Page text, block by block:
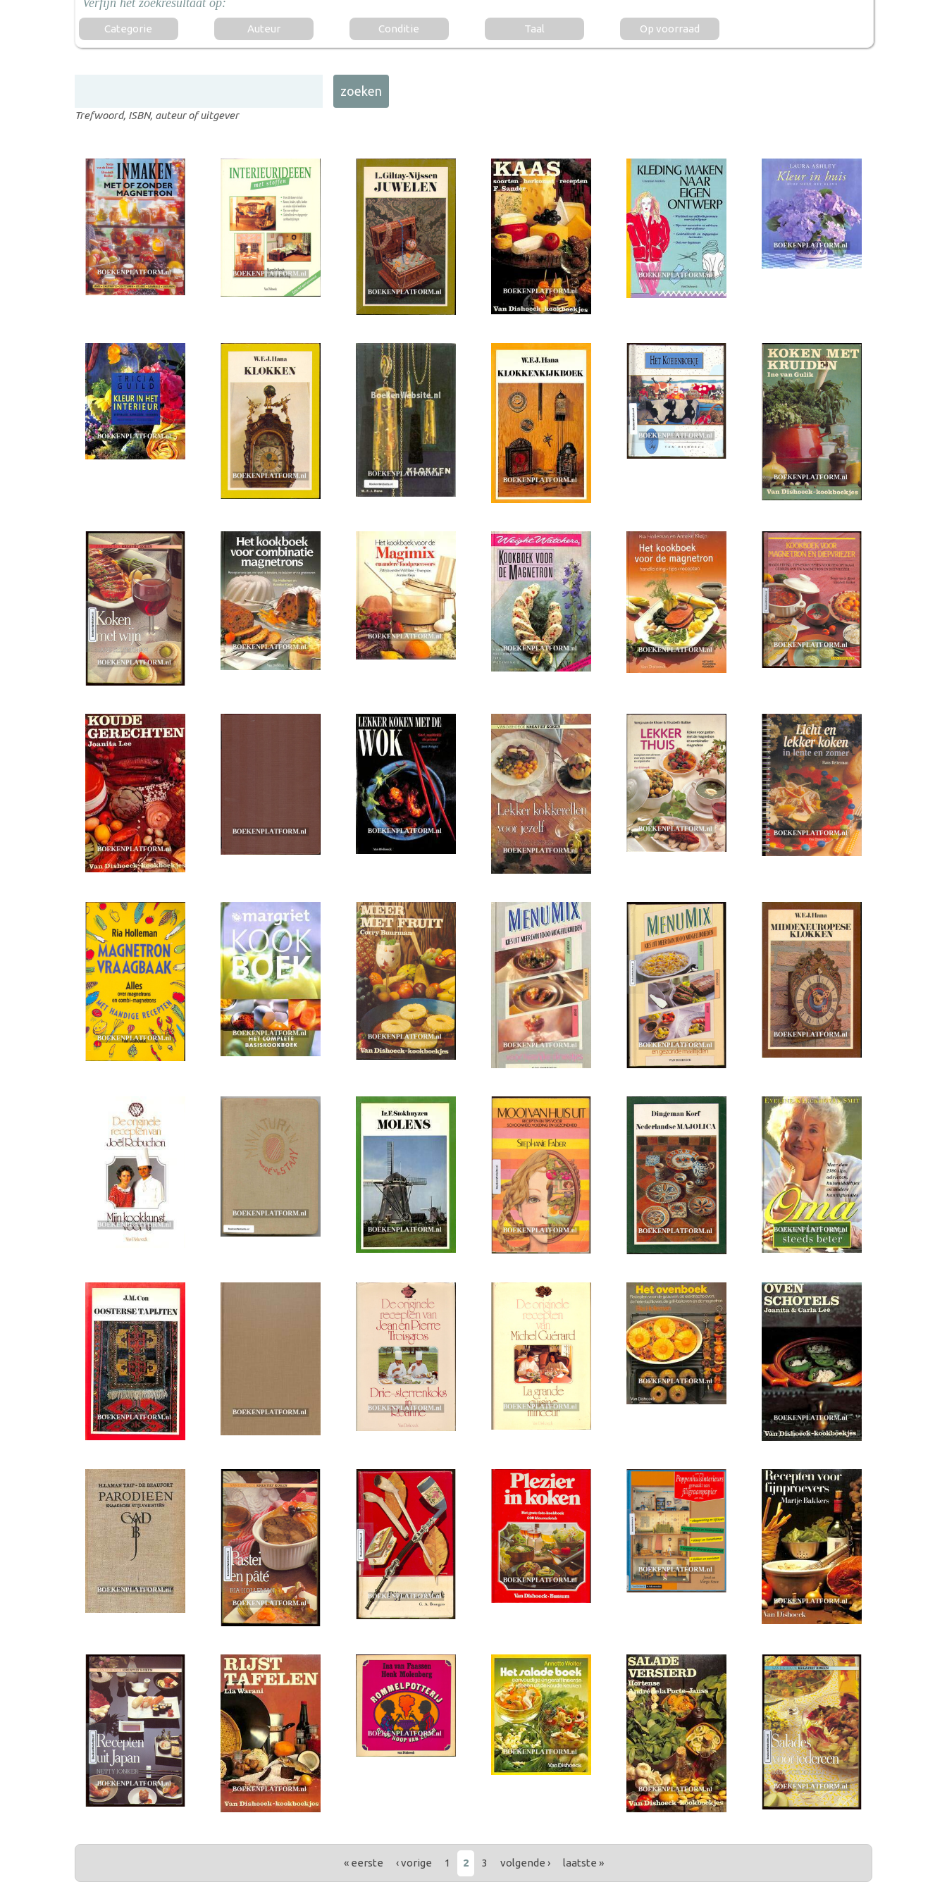
Categorie Auteur Conditie Taal Op voorraad
Trefwoord, ISBN, auteur of uitgever
PAGINA'S « eerste ‹ vorige 1 2 3 volgende › laatste »